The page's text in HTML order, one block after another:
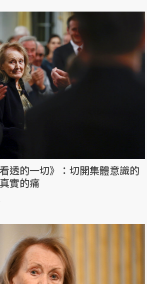
透的一切》：切開集體意識的
實的痛